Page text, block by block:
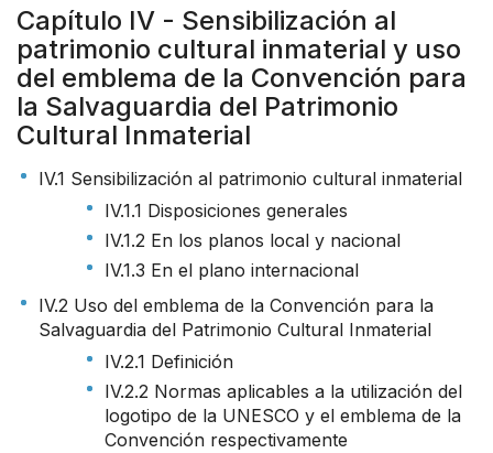
Capítulo IV - Sensibilización al
patrimonio cultural inmaterial y uso
del emblema de la Convención para
la Salvaguardia del Patrimonio
Cultural Inmaterial
IV.1 Sensibilización al patrimonio cultural inmaterial
IV.1.1 Disposiciones generales
IV.1.2 En los planos local y nacional
IV.1.3 En el plano internacional
IV.2 Uso del emblema de la Convención para la
Salvaguardia del Patrimonio Cultural Inmaterial
IV.2.1 Definición
IV.2.2 Normas aplicables a la utilización del
logotipo de la UNESCO y el emblema de la
Convención respectivamente